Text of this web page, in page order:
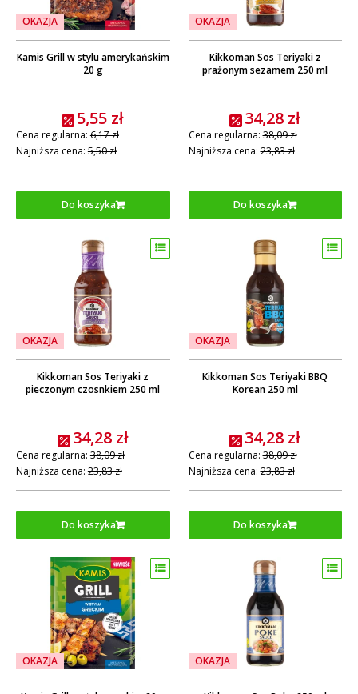
OKAZJA
Kamis Grill w stylu amerykańskim
20 g
5,55 zł
Cena regularna: 6,17 zł
Najniższa cena: 5,50 zł
Do koszyka
OKAZJA
Kikkoman Sos Teriyaki z
prażonym sezamem 250 ml
34,28 zł
Cena regularna: 38,09 zł
Najniższa cena: 23,83 zł
Do koszyka
OKAZJA
Kikkoman Sos Teriyaki z
pieczonym czosnkiem 250 ml
34,28 zł
Cena regularna: 38,09 zł
Najniższa cena: 23,83 zł
Do koszyka
OKAZJA
Kikkoman Sos Teriyaki BBQ
Korean 250 ml
34,28 zł
Cena regularna: 38,09 zł
Najniższa cena: 23,83 zł
Do koszyka
OKAZJA OKAZJA